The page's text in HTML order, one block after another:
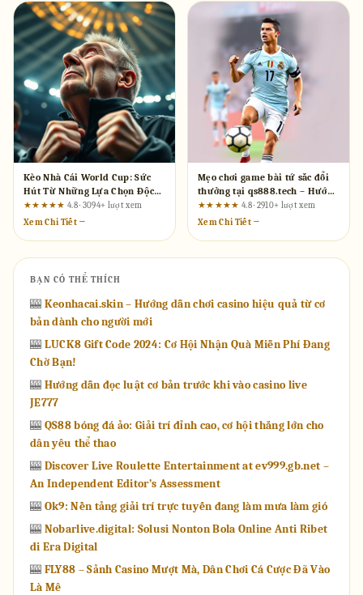
Kèo Nhà Cái World Cup: Sức
Hút Từ Những Lựa Chọn Độc
Đáo
★★★★★ 4.8 · 3094+ lượt xem
Xem Chi Tiết →
Mẹo chơi game bài tứ sắc đổi
thưởng tại qs888.tech – Hướng
dẫn từ A đến Z
★★★★★ 4.8 · 2910+ lượt xem
Xem Chi Tiết →
BẠN CÓ THỂ THÍCH
🎰 Keonhacai.skin – Hướng dẫn chơi casino hiệu quả từ cơ
bản dành cho người mới
🎰 LUCK8 Gift Code 2024: Cơ Hội Nhận Quà Miễn Phí Đang
Chờ Bạn!
🎰 Hướng dẫn đọc luật cơ bản trước khi vào casino live
JE777
🎰 QS88 bóng đá ảo: Giải trí đỉnh cao, cơ hội thắng lớn cho
dân yêu thể thao
🎰 Discover Live Roulette Entertainment at ev999.gb.net –
An Independent Editor’s Assessment
🎰 Ok9: Nền tảng giải trí trực tuyến đang làm mưa làm gió
🎰 Nobarlive.digital: Solusi Nonton Bola Online Anti Ribet
di Era Digital
🎰 FLY88 – Sảnh Casino Mượt Mà, Dân Chơi Cá Cược Đã Vào
Là Mê